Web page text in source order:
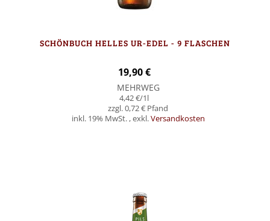
SCHÖNBUCH HELLES UR-EDEL - 9 FLASCHEN
19,90 €
MEHRWEG
4,42 €/1l
0,72 €
inkl. 19% MwSt. ,exkl.Versandkosten